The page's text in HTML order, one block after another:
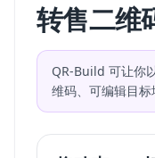
转售二维
QR-Build 可让你
维码、可编辑目标